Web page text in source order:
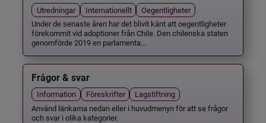
Utredningar Internationellt
Oegentligheter
Under de senaste åren har det blivit känt att oegentligheter
förekommit vid adoptioner från Chile. Den chilenska staten
genomförde 2019 en parlamenta...
Frågor & svar
Information Föreskrifter
Lagstiftning
Använd länkarna nedan eller i huvudmenyn för att se frågor
och svar i olika kategorier.